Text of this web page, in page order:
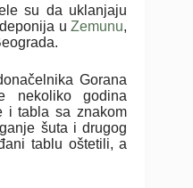
su da uklanjaju
uZemunu,
Gorana
nekoliko godina
i tabla sa znakom
šuta i drugog
tablu oštetili, a